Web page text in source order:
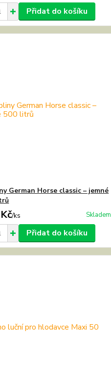
Přidat do košíku
German Horse classic – jemné
/ks Skladem
Přidat do košíku